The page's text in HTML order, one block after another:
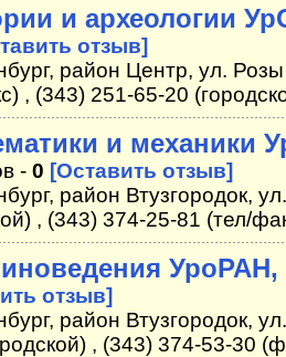
и археологии
отзыв]
район Центр, ул.
, (343) 251-65-20
и механики
- 0 [Оставить отзыв]
район Втузгородок,
, (343) 374-25-81 (тел/
УроРАН,
отзыв]
район Втузгородок,
, (343) 374-53-30